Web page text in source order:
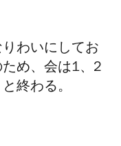
わいにしてお
め、 会は1、 2
終わる。